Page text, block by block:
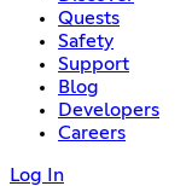
Quests
Safety
Support
Blog
Developers
Careers
Log In